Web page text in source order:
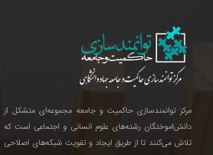
مرکز توانمندسازی حاکمیت و جامعه مجموعه‌ای متشکل از
دانش‌اموختگان رشته‌های علوم انسانی و اجتماعی است که
تلاش می‌کنند تا از طریق ایجاد و تقویت شبکه‌های اصلاحی